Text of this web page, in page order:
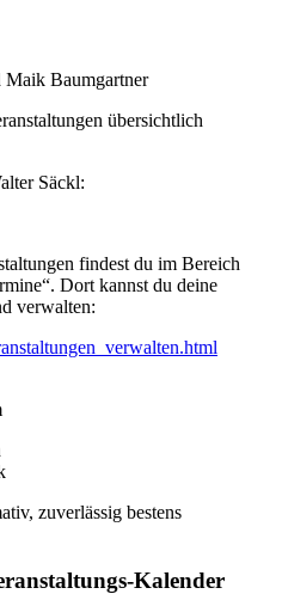
Maik Baumgartner
übersichtlich
Säckl:
findest du im Bereich
Dort kannst du deine
verwalten:
zuverlässig bestens
Kalender